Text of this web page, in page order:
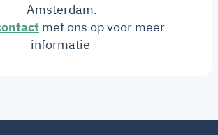
Amsterdam.
met ons op voor meer
informatie